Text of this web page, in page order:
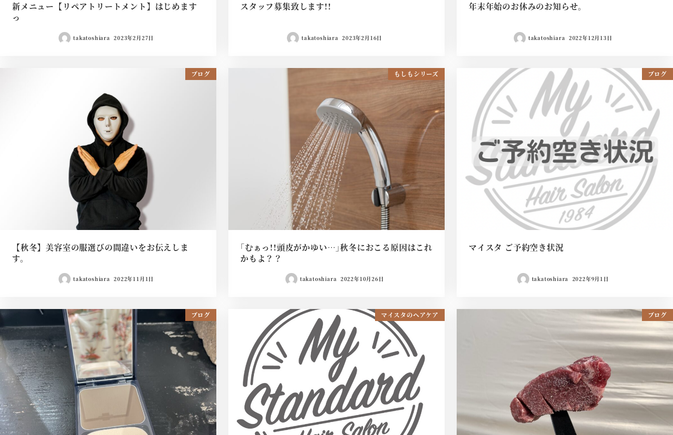
新メニュー【リペアトリートメント】はじめます
っ
takatoshiara 2023年2月27日
スタッフ募集致します!!
takatoshiara 2023年2月16日
年末年始のお休みのお知らせ。
takatoshiara 2022年12月13日
ブログ
【秋冬】美容室の服選びの間違いをお伝えしま
す。
takatoshiara 2022年11月1日
もしもシリーズ
｢むぁっ!!頭皮がかゆい…｣秋冬におこる原因はこれ
かもよ？？
takatoshiara 2022年10月26日
ブログ
マイスタ ご予約空き状況
takatoshiara 2022年9月1日
ブログ マイスタのヘアケア ブログ